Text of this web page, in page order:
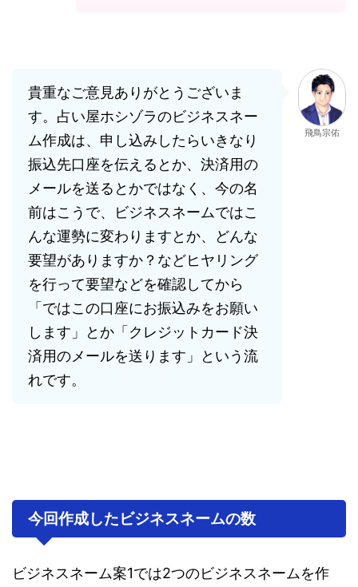
貴重なご意見ありがとうございま
す。占い屋ホシゾラのビジネスネー
ム作成は、申し込みしたらいきなり
振込先口座を伝えるとか、決済用の
メールを送るとかではなく、今の名
前はこうで、ビジネスネームではこ
んな運勢に変わりますとか、どんな
要望がありますか？などヒヤリング
を行って要望などを確認してから
「ではこの口座にお振込みをお願い
します」とか「クレジットカード決
済用のメールを送ります」という流
れです。
飛鳥宗佑
今回作成したビジネスネームの数
ビジネスネーム案1では2つのビジネスネームを作